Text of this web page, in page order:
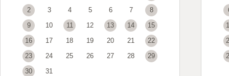
2
3 4 5 6 7
8
9
10 11 12 13 14
15
16
17 18 19 20 21
22
23
24 25 26 27 28
29
30
31